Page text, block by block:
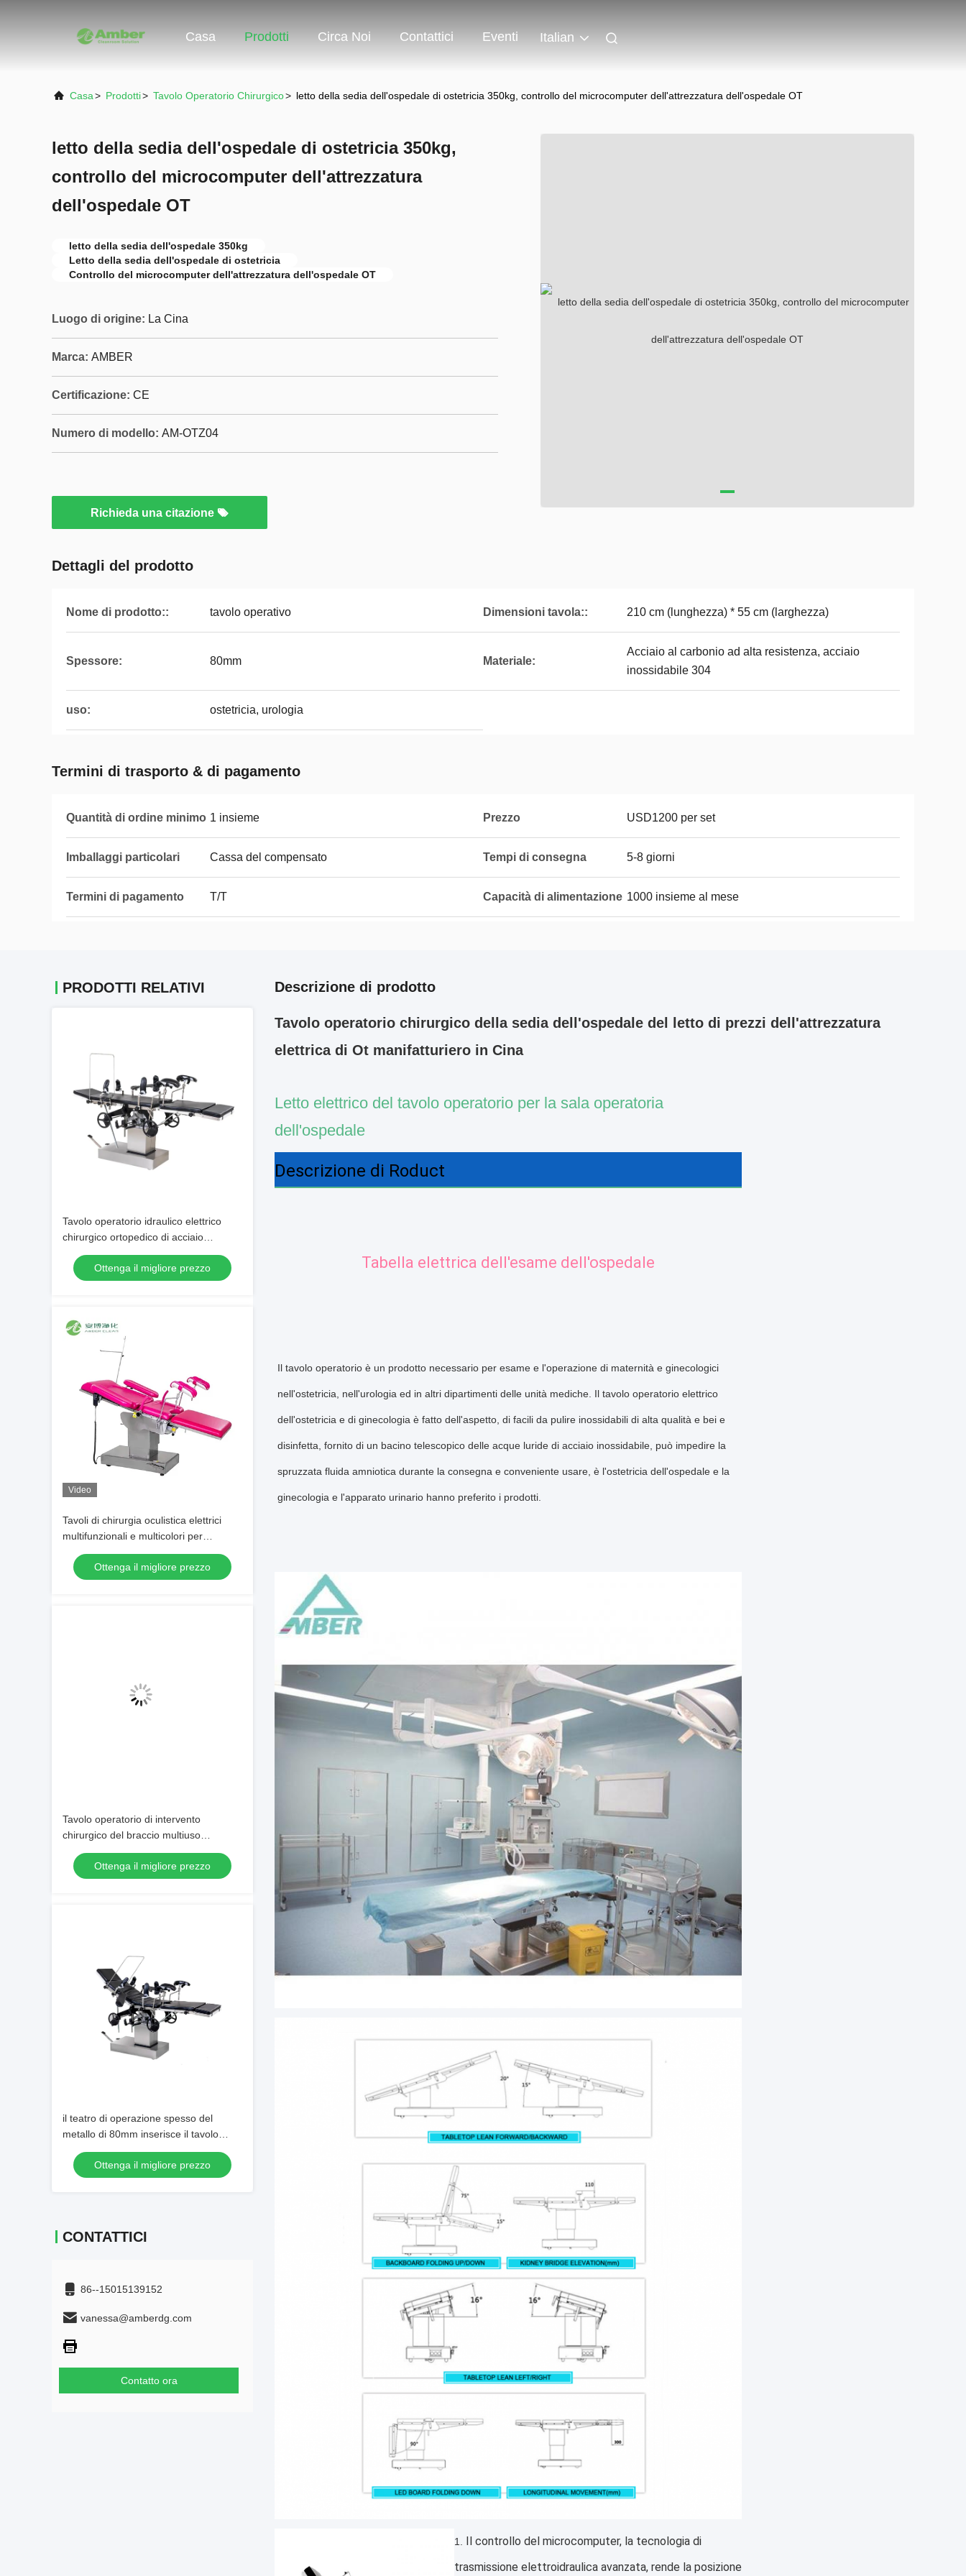
Casa Prodotti Circa Noi Contattici Eventi Italian
Casa> Prodotti> Tavolo Operatorio Chirurgico> letto della sedia dell'ospedale di ostetricia 350kg, controllo del microcomputer dell'attrezzatura dell'ospedale OT
letto della sedia dell'ospedale di ostetricia 350kg,
controllo del microcomputer dell'attrezzatura
dell'ospedale OT
letto della sedia dell'ospedale 350kg
Letto della sedia dell'ospedale di ostetricia
Controllo del microcomputer dell'attrezzatura dell'ospedale OT
Luogo di origine: La Cina
Marca: AMBER
Certificazione: CE
Numero di modello: AM-OTZ04
Richieda una citazione
Dettagli del prodotto
Nome di prodotto:: tavolo operativo Dimensioni tavola:: 210 cm (lunghezza) * 55 cm (larghezza)
Spessore: 80mm Materiale:
Acciaio al carbonio ad alta resistenza, acciaio
inossidabile 304
uso: ostetricia, urologia
Termini di trasporto & di pagamento
Quantità di ordine minimo 1 insieme Prezzo USD1200 per set
Imballaggi particolari Cassa del compensato Tempi di consegna 5-8 giorni
Termini di pagamento T/T Capacità di alimentazione 1000 insieme al mese
PRODOTTI RELATIVI
Tavolo operatorio idraulico elettrico
chirurgico ortopedico di acciaio
inossidabile della Tabella dei raggi x
Ottenga il migliore prezzo
Video
Tavoli di chirurgia oculistica elettrici
multifunzionali e multicolori per
ospedali
Ottenga il migliore prezzo
Tavolo operatorio di intervento
chirurgico del braccio multiuso
ginecologico della Tabella SUS304 C
Ottenga il migliore prezzo
il teatro di operazione spesso del
metallo di 80mm inserisce il tavolo
operatorio medico 210*55cm
Ottenga il migliore prezzo
CONTATTICI
86--15015139152
vanessa@amberdg.com
Contatto ora
Descrizione di prodotto
Tavolo operatorio chirurgico della sedia dell'ospedale del letto di prezzi dell'attrezzatura
elettrica di Ot manifatturiero in Cina
Letto elettrico del tavolo operatorio per la sala operatoria
dell'ospedale
Descrizione di Roduct
Tabella elettrica dell'esame dell'ospedale
Il tavolo operatorio è un prodotto necessario per esame e l'operazione di maternità e ginecologici
nell'ostetricia, nell'urologia ed in altri dipartimenti delle unità mediche. Il tavolo operatorio elettrico
dell'ostetricia e di ginecologia è fatto dell'aspetto, di facili da pulire inossidabili di alta qualità e bei e
disinfetta, fornito di un bacino telescopico delle acque luride di acciaio inossidabile, può impedire la
spruzzata fluida amniotica durante la consegna e conveniente usare, è l'ostetricia dell'ospedale e la
ginecologia e l'apparato urinario hanno preferito i prodotti.
1. Il controllo del microcomputer, la tecnologia di
trasmissione elettroidraulica avanzata, rende la posizione